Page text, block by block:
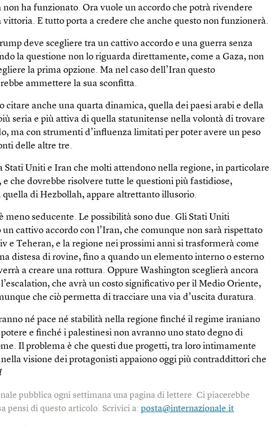
non ha funzionato. Ora vuole un accordo che potrà rivendere
vittoria. E tutto porta a credere che anche questo non funzionerà.
deve scegliere tra un cattivo accordo e una guerra senza
la questione non lo riguarda direttamente, come a Gaza, non
la prima opzione. Ma nel caso dell’Iran questo
ammettere la sua sconfitta.
citare anche una quarta dinamica, quella dei paesi arabi e della
seria e più attiva di quella statunitense nella volontà di trovare
ma con strumenti d’influenza limitati per poter avere un peso
delle altre tre.
Stati Uniti e Iran che molti attendono nella regione, in particolare
e che dovrebbe risolvere tutte le questioni più fastidiose,
quella di Hezbollah, appare altrettanto illusorio.
meno seducente. Le possibilità sono due. Gli Stati Uniti
un cattivo accordo con l’Iran, che comunque non sarà rispettato
e Teheran, e la regione nei prossimi anni si trasformerà come
distesa di rovine, fino a quando un elemento interno o esterno
a creare una rottura. Oppure Washington sceglierà ancora
che avrà un costo significativo per il Medio Oriente,
che ciò permetta di tracciare una via d’uscita duratura.
né pace né stabilità nella regione finché il regime iraniano
e finché i palestinesi non avranno uno stato degno di
Il problema è che questi due progetti, tra loro intimamente
nella visione dei protagonisti appaiono oggi più contraddittori che
pubblica ogni settimana una pagina di lettere. Ci piacerebbe
pensi di questo articolo. Scrivici a:posta@internazionale.it